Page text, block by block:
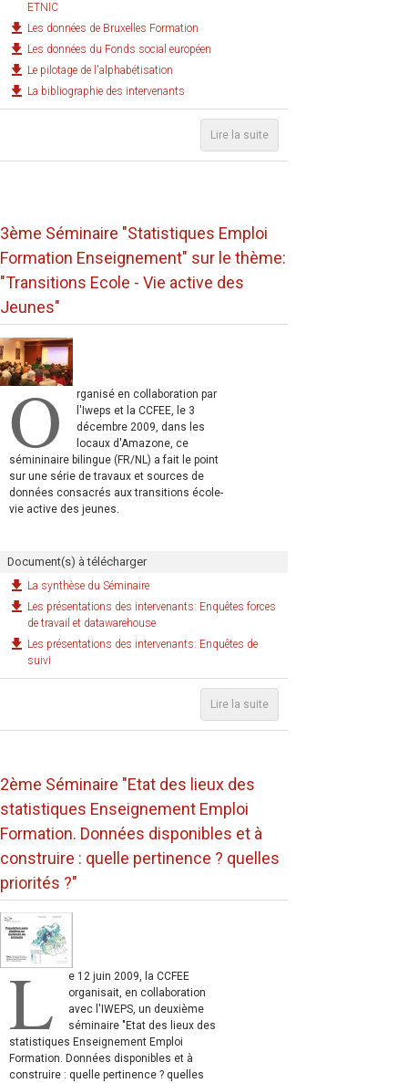
ETNIC
Les données de Bruxelles Formation
Les données du Fonds social européen
Le pilotage de l'alphabétisation
La bibliographie des intervenants
Lire la suite
3ème Séminaire "Statistiques Emploi
Formation Enseignement" sur le thème:
"Transitions Ecole - Vie active des
Jeunes"
O
rganisé en collaboration par
l'Iweps et la CCFEE, le 3
décembre 2009, dans les
locaux d'Amazone, ce
sémininaire bilingue (FR/NL) a fait le point
sur une série de travaux et sources de
données consacrés aux transitions école-
vie active des jeunes.
Document(s) à télécharger
La synthèse du Séminaire
Les présentations des intervenants: Enquêtes forces
de travail et datawarehouse
Les présentations des intervenants: Enquêtes de
suivi
Lire la suite
2ème Séminaire "Etat des lieux des
statistiques Enseignement Emploi
Formation. Données disponibles et à
construire : quelle pertinence ? quelles
priorités ?"
L
e 12 juin 2009, la CCFEE
organisait, en collaboration
avec l'IWEPS, un deuxième
séminaire "Etat des lieux des
statistiques Enseignement Emploi
Formation. Données disponibles et à
construire : quelle pertinence ? quelles